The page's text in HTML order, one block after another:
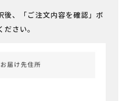
後、「ご注文内容を確認」ボ
さい。